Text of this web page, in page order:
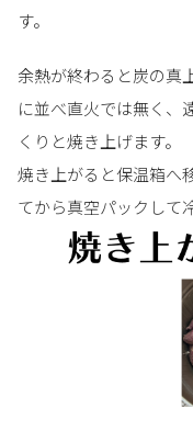
す。
余熱が終わると炭の真
に並べ直火では無く、
くりと焼き上げます。
焼き上がると保温箱へ
てから真空パックして